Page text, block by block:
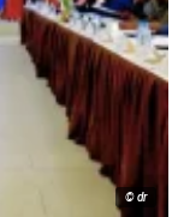
© dr